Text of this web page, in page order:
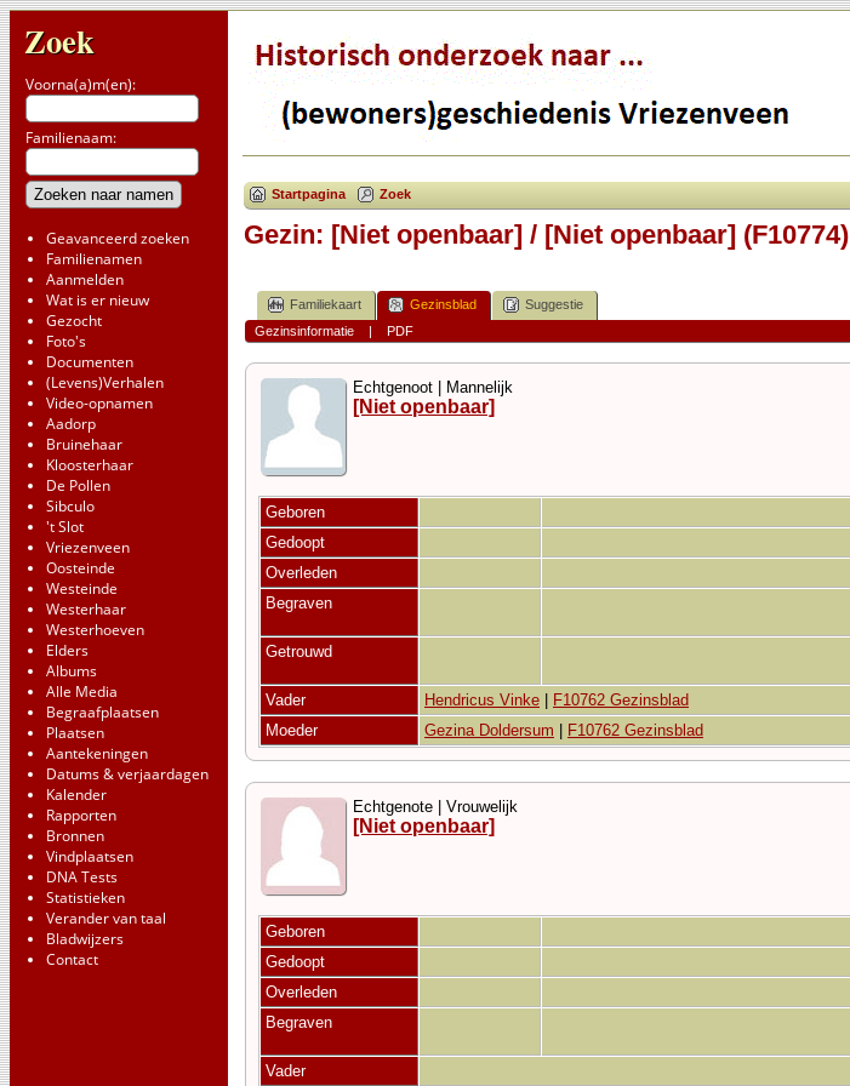
Zoek
Voorna(a)m(en):
Familienaam:
Geavanceerd zoeken
Familienamen
Aanmelden
Wat is er nieuw
Gezocht
Foto's
Documenten
(Levens)Verhalen
Video-opnamen
Aadorp
Bruinehaar
Kloosterhaar
De Pollen
Sibculo
't Slot
Vriezenveen
Oosteinde
Westeinde
Westerhaar
Westerhoeven
Elders
Albums
Alle Media
Begraafplaatsen
Plaatsen
Aantekeningen
Datums & verjaardagen
Kalender
Rapporten
Bronnen
Vindplaatsen
DNA Tests
Statistieken
Verander van taal
Bladwijzers
Contact
Startpagina Zoek
Gezin: [Niet openbaar] / [Niet openbaar] (F10774)
Familiekaart Gezinsblad
Suggestie
Gezinsinformatie| PDF
Echtgenoot | Mannelijk
[Niet openbaar]
Geboren
Gedoopt
Overleden
Begraven
Getrouwd
Vader
Hendricus Vinke
F10762 Gezinsblad
Moeder
Gezina Doldersum F10762 Gezinsblad
Echtgenote | Vrouwelijk
[Niet openbaar]
Geboren
Gedoopt
Overleden
Begraven
Vader